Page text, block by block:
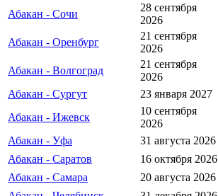
Абакан - Сочи
28 сентября
2026
Абакан - Оренбург
21 сентября
2026
Абакан - Волгоград
21 сентября
2026
Абакан - Сургут
23 января 2027
Абакан - Ижевск
10 сентября
2026
Абакан - Уфа
31 августа 2026
Абакан - Саратов
16 октября 2026
Абакан - Самара
20 августа 2026